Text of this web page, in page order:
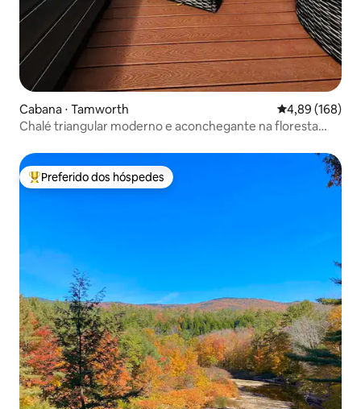
Cabana ⋅ Tamworth 4,89 de uma
4,89 (168)
Chalé triangular moderno e aconchegante na floresta
Entre os melhores preferidos dos hóspedes
Preferido dos hóspedes